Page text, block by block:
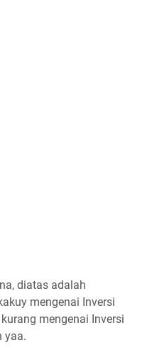
diatas adalah
mengenai Inversi
mengenai Inversi
yaa.